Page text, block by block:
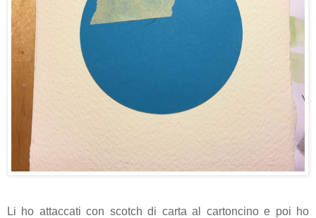
Li ho attaccati con scotch di carta al cartoncino e poi ho